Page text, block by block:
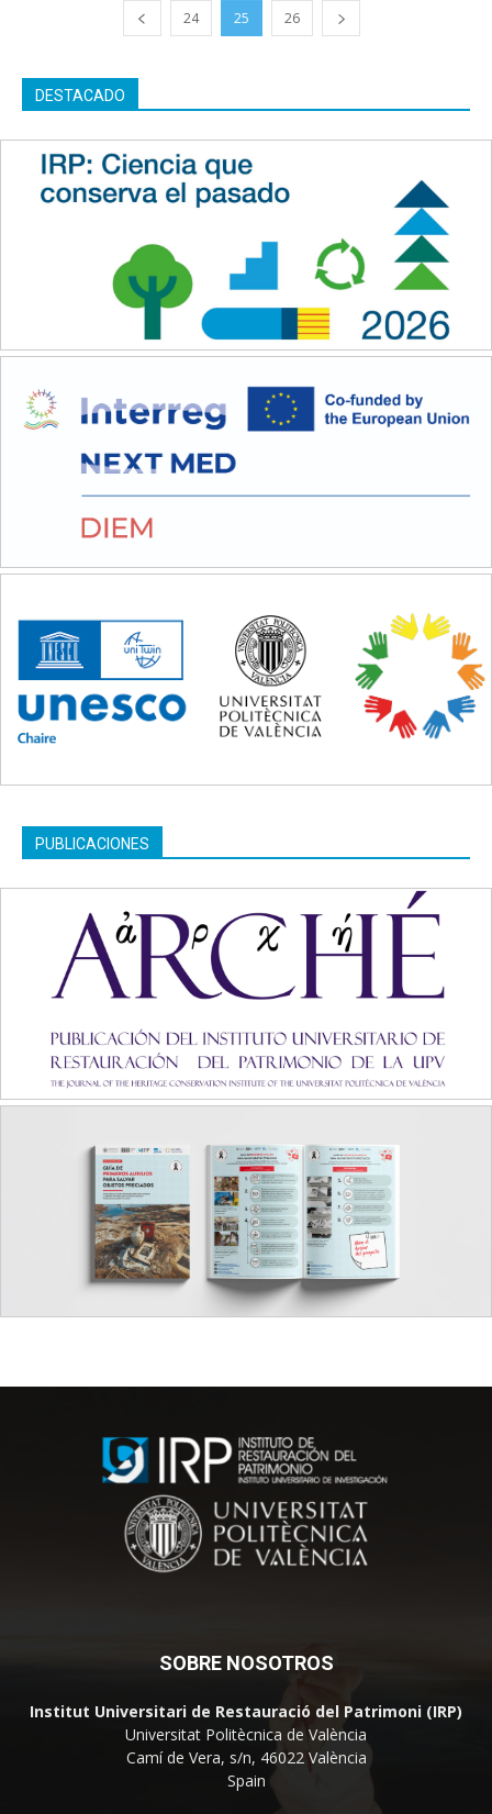
24 25 26
DESTACADO
PUBLICACIONES
SOBRE NOSOTROS
Institut Universitari de Restauració del Patrimoni (IRP)
Universitat Politècnica de València
Camí de Vera, s/n, 46022 València
Spain